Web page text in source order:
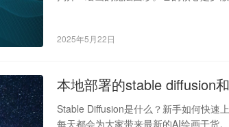
2025年5月22日
本地部署的stable diffusion
Stable Diffusion是什么？新手如何快速
每天都会为大家带来最新的AI绘画干货